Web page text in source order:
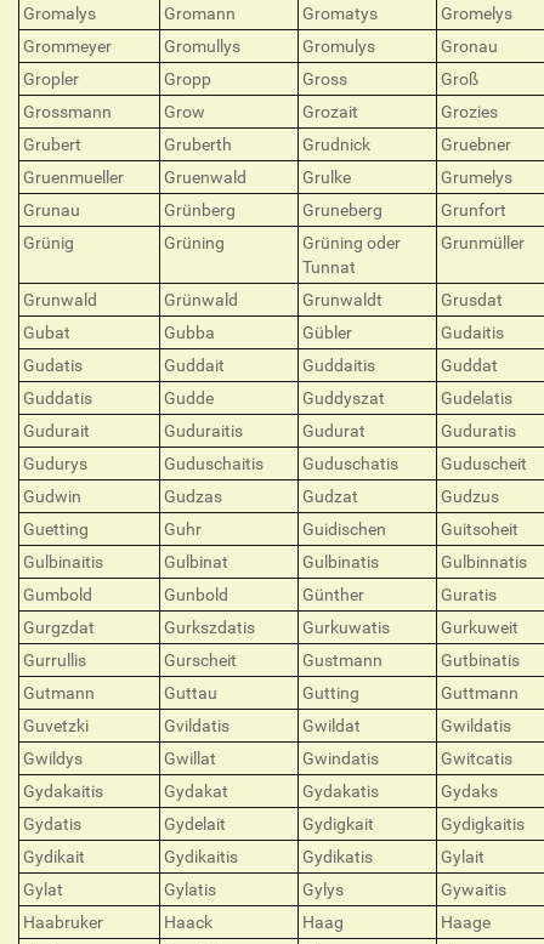
Gromalys
Gromann Gromatys
Gromelys
Grommeyer
Gromullys Gromulys
Gronau
Gropler
Gropp Gross
Groß
Grossmann
Grow Grozait
Grozies
Grubert
Gruberth Grudnick
Gruebner
Gruenmueller
Gruenwald Grulke
Grumelys
Grunau
Grünberg Gruneberg
Grunfort
Grünig
Grüning
Grüning oder
Tunnat
Grunmüller
Grunwald Grünwald Grunwaldt
Grusdat
Gubat
Gubba Gübler
Gudaitis
Gudatis
Guddait Guddaitis
Guddat
Guddatis
Gudde Guddyszat
Gudelatis
Gudurait
Guduraitis Gudurat
Guduratis
Gudurys
Guduschaitis Guduschatis
Guduscheit
Gudwin
Gudzas Gudzat
Gudzus
Guetting
Guhr Guidischen
Guitsoheit
Gulbinaitis
Gulbinat Gulbinatis
Gulbinnatis
Gumbold
Gunbold Günther
Guratis
Gurgzdat
Gurkszdatis Gurkuwatis
Gurkuweit
Gurrullis
Gurscheit Gustmann
Gutbinatis
Gutmann
Guttau Gutting
Guttmann
Guvetzki
Gvildatis Gwildat
Gwildatis
Gwildys
Gwillat Gwindatis
Gwitcatis
Gydakaitis
Gydakat Gydakatis
Gydaks
Gydatis
Gydelait Gydigkait
Gydigkaitis
Gydikait
Gydikaitis Gydikatis
Gylait
Gylat
Gylatis Gylys
Gywaitis
Haabruker
Haack Haag
Haage